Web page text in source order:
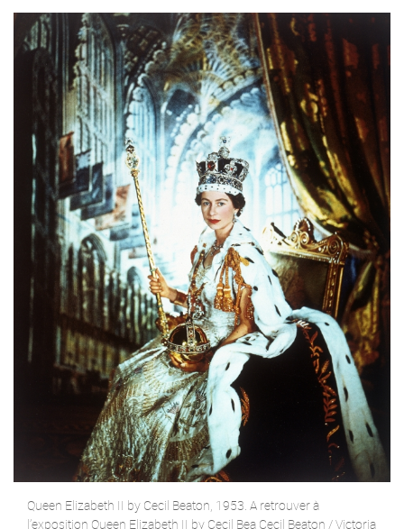
Queen Elizabeth II by Cecil Beaton, 1953. A retrouver à
l’exposition Queen Elizabeth II by Cecil Bea Cecil Beaton / Victoria